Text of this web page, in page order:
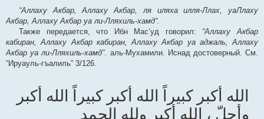
“Аллаху Акбар, Аллаху Акбар, ля иляха илля-Ллах, уаЛлаху
Акбар, Аллаху Акбар уа ли-Лляхиль-хамд“.
Также передается, что Ибн Мас’уд говорил: “Аллаху Акбар
кабиран, Аллаху Акбар кабиран, Аллаху Акбар уа аджаль, Аллаху
Акбар уа ли-Лляхиль-хамд”. аль-Мухамили. Иснад достоверный. См.
“Ируауль-гъалиль” 3/126.
الله أكبر كبيراً الله أكبر كبيراً الله أكبر
وأجلّ ، الله أكبر ولله الحمد